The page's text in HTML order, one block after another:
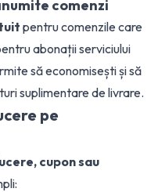
comenzi
pentru comenzile care
abonații serviciului
să economisești și să
suplimentare de livrare.
pe
cupon sau